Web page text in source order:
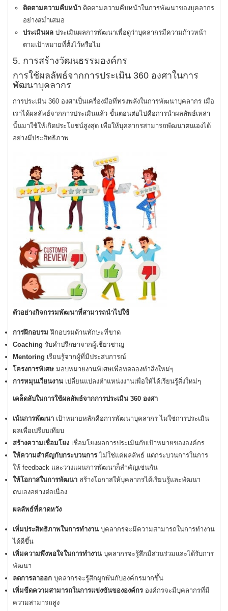
ติดตามความคืบหน้า ติดตามความคืบหน้าในการพัฒนาของบุคลากร
อย่างสม่ำเสมอ
ประเมินผล ประเมินผลการพัฒนาเพื่อดูว่าบุคลากรมีความก้าวหน้า
ตามเป้าหมายที่ตั้งไว้หรือไม่
5. การสร้างวัฒนธรรมองค์กร
การใช้ผลลัพธ์จากการประเมิน 360 องศาในการ
พัฒนาบุคลากร
การประเมิน 360 องศาเป็นเครื่องมือที่ทรงพลังในการพัฒนาบุคลากร เมื่อ
เราได้ผลลัพธ์จากการประเมินแล้ว ขั้นตอนต่อไปคือการนำผลลัพธ์เหล่า
นั้นมาใช้ให้เกิดประโยชน์สูงสุด เพื่อให้บุคลากรสามารถพัฒนาตนเองได้
อย่างมีประสิทธิภาพ
ตัวอย่างกิจกรรมพัฒนาที่สามารถนำไปใช้
การฝึกอบรม ฝึกอบรมด้านทักษะที่ขาด
Coaching รับคำปรึกษาจากผู้เชี่ยวชาญ
Mentoring เรียนรู้จากผู้ที่มีประสบการณ์
โครงการพิเศษ มอบหมายงานพิเศษเพื่อทดลองทำสิ่งใหม่ๆ
การหมุนเวียนงาน เปลี่ยนแปลงตำแหน่งงานเพื่อให้ได้เรียนรู้สิ่งใหม่ๆ
เคล็ดลับในการใช้ผลลัพธ์จากการประเมิน 360 องศา
เน้นการพัฒนา เป้าหมายหลักคือการพัฒนาบุคลากร ไม่ใช่การประเมิน
ผลเพื่อเปรียบเทียบ
สร้างความเชื่อมโยง เชื่อมโยงผลการประเมินกับเป้าหมายขององค์กร
ให้ความสำคัญกับกระบวนการ ไม่ใช่แค่ผลลัพธ์ แต่กระบวนการในการ
ให้ feedback และวางแผนการพัฒนาก็สำคัญเช่นกัน
ให้โอกาสในการพัฒนา สร้างโอกาสให้บุคลากรได้เรียนรู้และพัฒนา
ตนเองอย่างต่อเนื่อง
ผลลัพธ์ที่คาดหวัง
เพิ่มประสิทธิภาพในการทำงาน บุคลากรจะมีความสามารถในการทำงาน
ได้ดีขึ้น
เพิ่มความพึงพอใจในการทำงาน บุคลากรจะรู้สึกมีส่วนร่วมและได้รับการ
พัฒนา
ลดการลาออก บุคลากรจะรู้สึกผูกพันกับองค์กรมากขึ้น
เพิ่มขีดความสามารถในการแข่งขันขององค์กร องค์กรจะมีบุคลากรที่มี
ความสามารถสูง